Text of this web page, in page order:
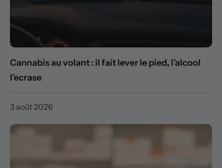
Cannabis au volant : il fait lever le pied, l’alcool
l’ecrase
3 août 2026